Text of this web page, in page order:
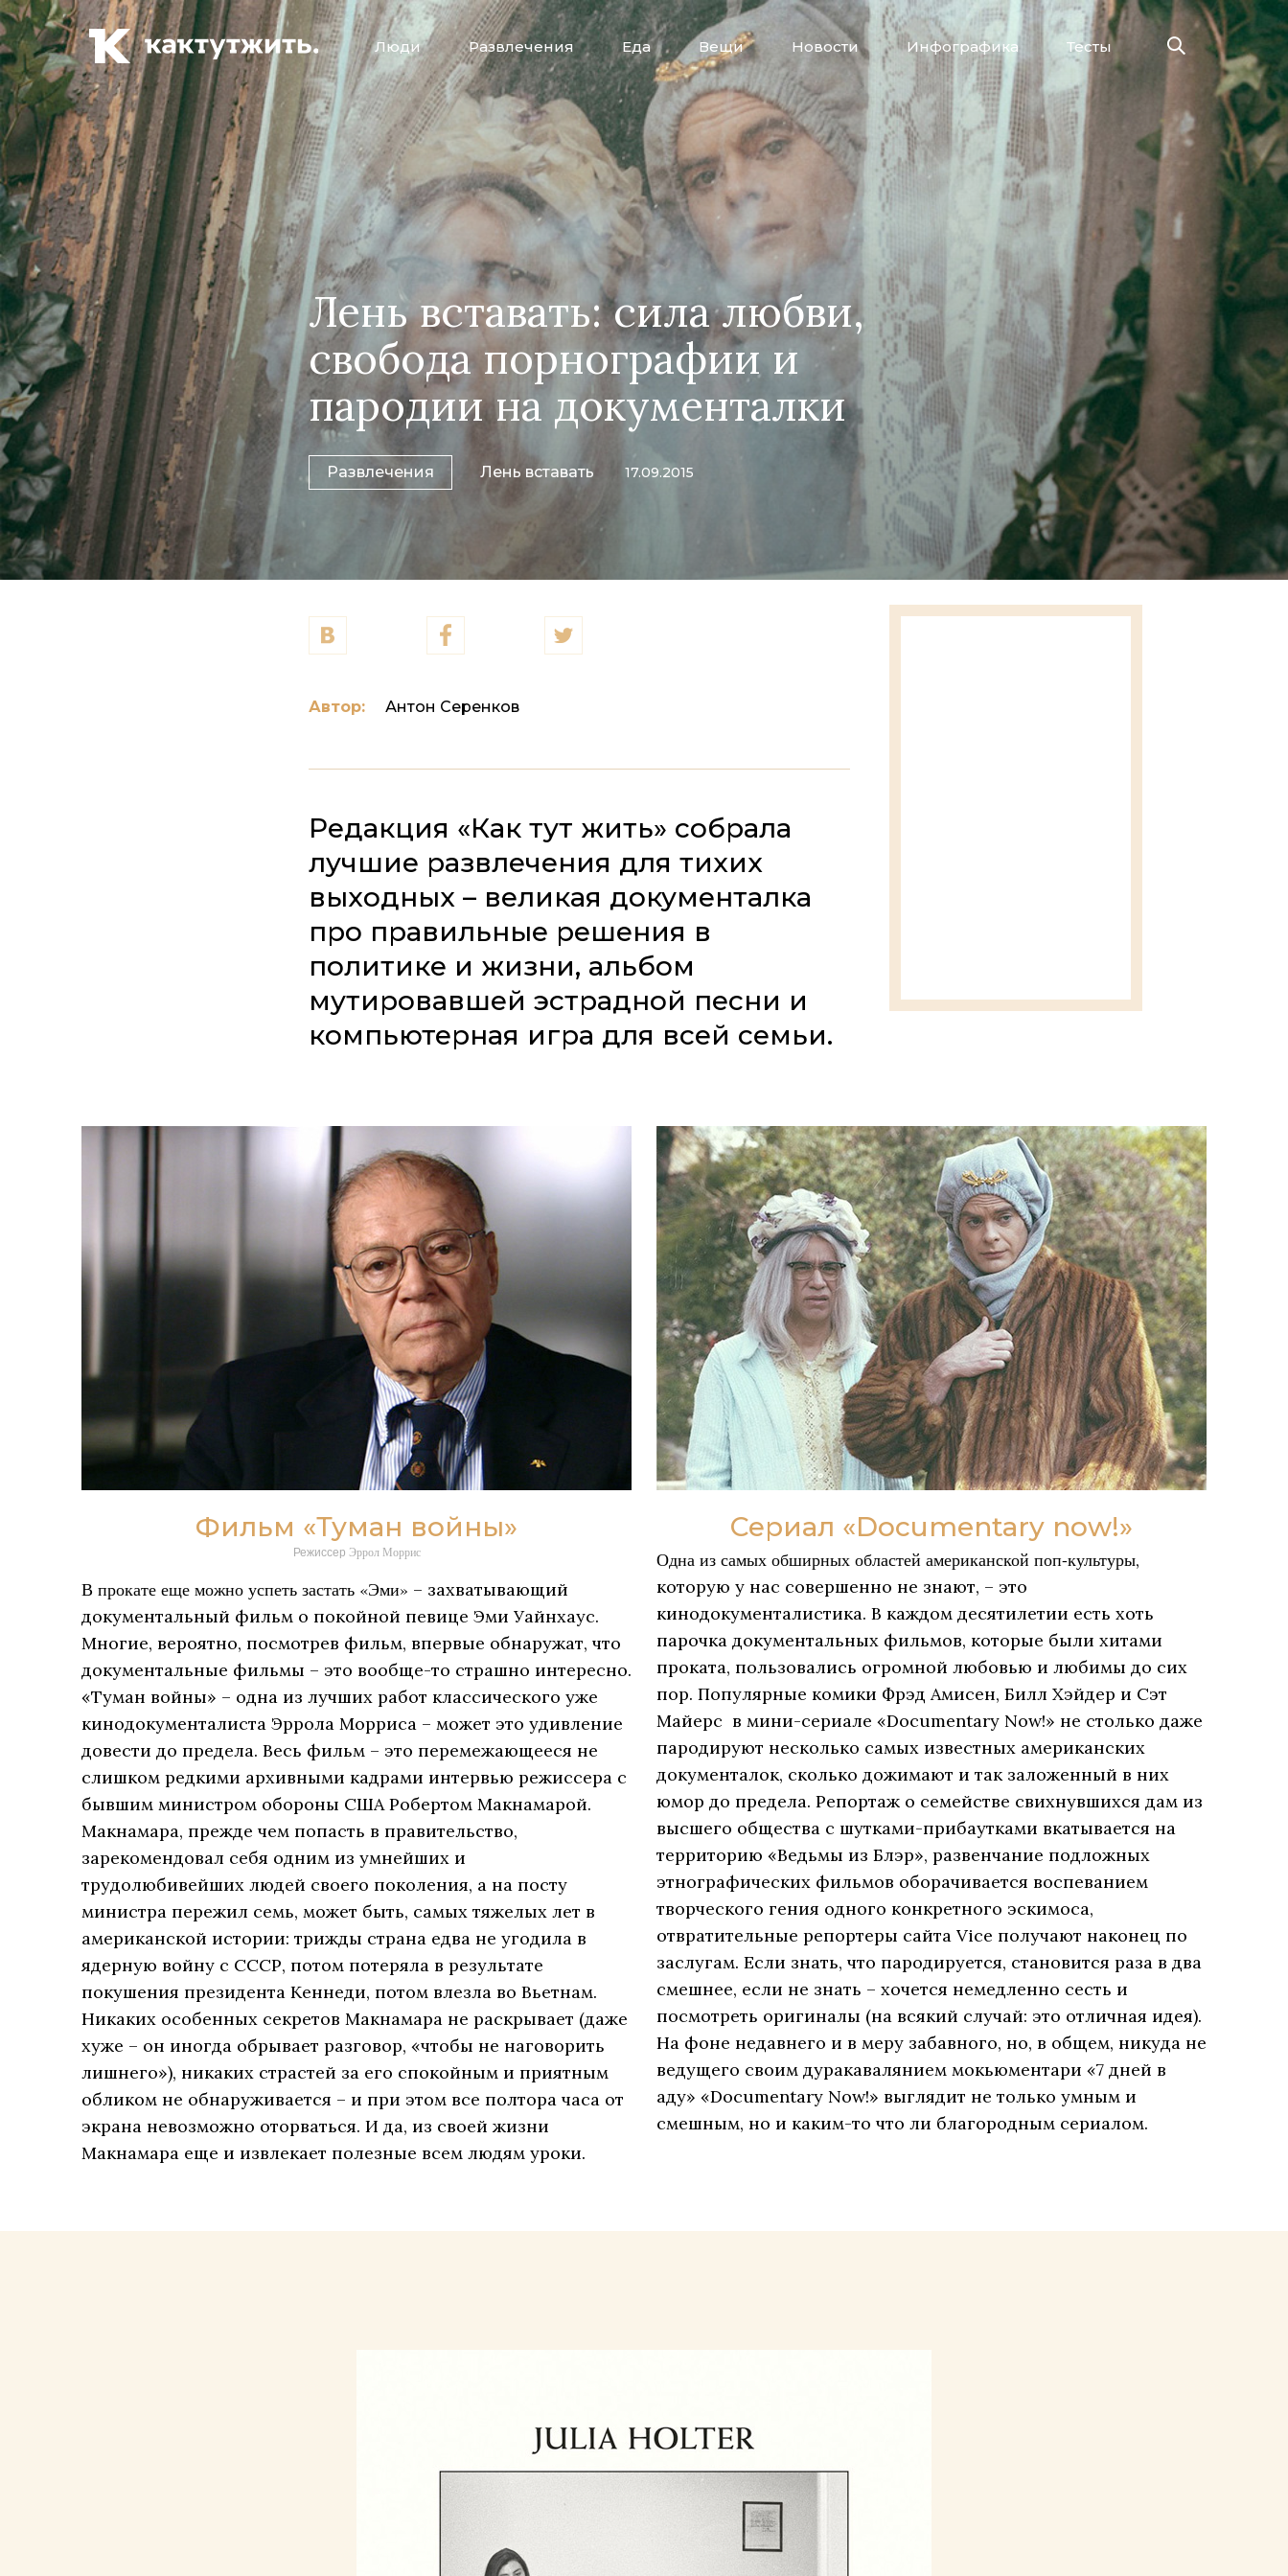
Люди Развлечения Еда Вещи Новости Инфографика Тесты
Лень вставать: сила любви,
свобода порнографии и
пародии на документалки
Развлечения Лень вставать 17.09.2015
Автор: Антон Серенков
Редакция «Как тут жить» собрала
лучшие развлечения для тихих
выходных – великая документалка
про правильные решения в
политике и жизни, альбом
мутировавшей эстрадной песни и
компьютерная игра для всей семьи.
Фильм «Туман войны»
Режиссер Эррол Моррис
В прокате еще можно успеть застать «Эми» – захватывающий
документальный фильм о покойной певице Эми Уайнхаус.
Многие, вероятно, посмотрев фильм, впервые обнаружат, что
документальные фильмы – это вообще-то страшно интересно.
«Туман войны» – одна из лучших работ классического уже
кинодокументалиста Эррола Морриса – может это удивление
довести до предела. Весь фильм – это перемежающееся не
слишком редкими архивными кадрами интервью режиссера с
бывшим министром обороны США Робертом Макнамарой.
Макнамара, прежде чем попасть в правительство,
зарекомендовал себя одним из умнейших и
трудолюбивейших людей своего поколения, а на посту
министра пережил семь, может быть, самых тяжелых лет в
американской истории: трижды страна едва не угодила в
ядерную войну с СССР, потом потеряла в результате
покушения президента Кеннеди, потом влезла во Вьетнам.
Никаких особенных секретов Макнамара не раскрывает (даже
хуже – он иногда обрывает разговор, «чтобы не наговорить
лишнего»), никаких страстей за его спокойным и приятным
обликом не обнаруживается – и при этом все полтора часа от
экрана невозможно оторваться. И да, из своей жизни
Макнамара еще и извлекает полезные всем людям уроки.
Сериал «Documentary now!»
Одна из самых обширных областей американской поп-культуры,
которую у нас совершенно не знают, – это
кинодокументалистика. В каждом десятилетии есть хоть
парочка документальных фильмов, которые были хитами
проката, пользовались огромной любовью и любимы до сих
пор. Популярные комики Фрэд Амисен, Билл Хэйдер и Сэт
Майерс в мини-сериале «Documentary Now!» не столько даже
пародируют несколько самых известных американских
документалок, сколько дожимают и так заложенный в них
юмор до предела. Репортаж о семействе свихнувшихся дам из
высшего общества с шутками-прибаутками вкатывается на
территорию «Ведьмы из Блэр», развенчание подложных
этнографических фильмов оборачивается воспеванием
творческого гения одного конкретного эскимоса,
отвратительные репортеры сайта Vice получают наконец по
заслугам. Если знать, что пародируется, становится раза в два
смешнее, если не знать – хочется немедленно сесть и
посмотреть оригиналы (на всякий случай: это отличная идея).
На фоне недавнего и в меру забавного, но, в общем, никуда не
ведущего своим дуракавалянием мокьюментари «7 дней в
аду» «Documentary Now!» выглядит не только умным и
смешным, но и каким-то что ли благородным сериалом.